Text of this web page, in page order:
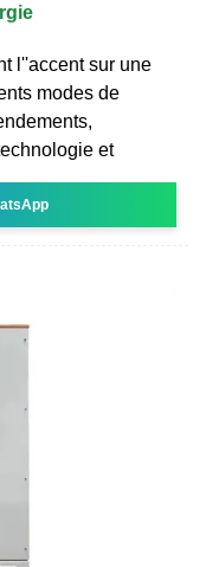
l''accent sur une
modes de
et